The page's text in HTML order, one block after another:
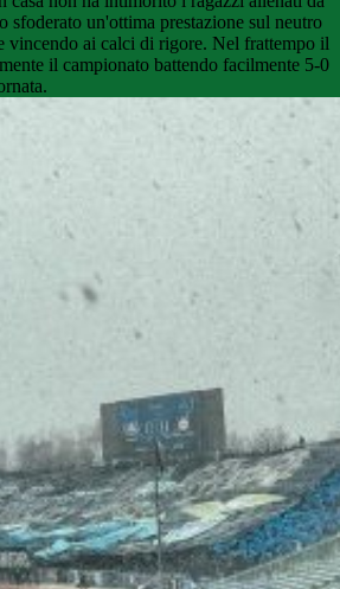
sfoderato un'ottima prestazione sul neutro
vincendo ai calci di rigore. Nel frattempo il
il campionato battendo facilmente 5-0